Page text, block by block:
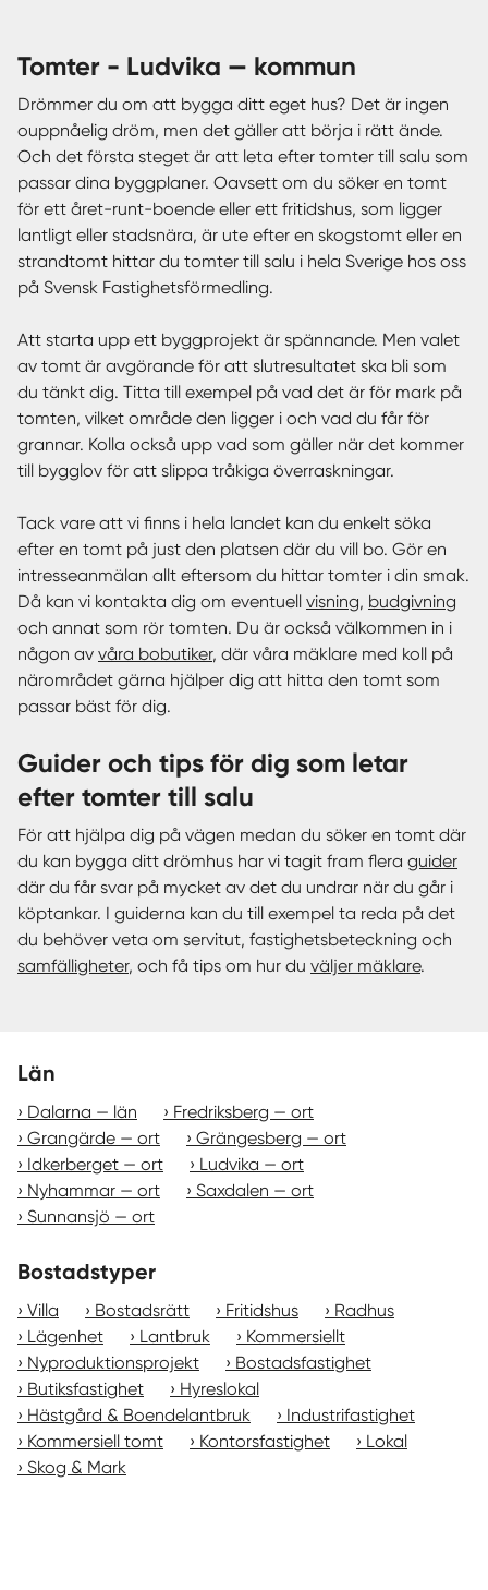
tomter - Ludvika — kommun
Drömmer du om att bygga ditt eget hus? Det är ingen
ouppnåelig dröm, men det gäller att börja i rätt ände.
Och det första steget är att leta efter tomter till salu som
passar dina byggplaner. Oavsett om du söker en tomt
för ett året-runt-boende eller ett fritidshus, som ligger
lantligt eller stadsnära, är ute efter en skogstomt eller en
strandtomt hittar du tomter till salu i hela Sverige hos oss
på Svensk Fastighetsförmedling.
Att starta upp ett byggprojekt är spännande. Men valet
av tomt är avgörande för att slutresultatet ska bli som
du tänkt dig. Titta till exempel på vad det är för mark på
tomten, vilket område den ligger i och vad du får för
grannar. Kolla också upp vad som gäller när det kommer
till bygglov för att slippa tråkiga överraskningar.
Tack vare att vi finns i hela landet kan du enkelt söka
efter en tomt på just den platsen där du vill bo. Gör en
intresseanmälan allt eftersom du hittar tomter i din smak.
Då kan vi kontakta dig om eventuell visning, budgivning
och annat som rör tomten. Du är också välkommen in i
någon av våra bobutiker, där våra mäklare med koll på
närområdet gärna hjälper dig att hitta den tomt som
passar bäst för dig.
Guider och tips för dig som letar
efter tomter till salu
För att hjälpa dig på vägen medan du söker en tomt där
du kan bygga ditt drömhus har vi tagit fram flera guider
där du får svar på mycket av det du undrar när du går i
köptankar. I guiderna kan du till exempel ta reda på det
du behöver veta om servitut, fastighetsbeteckning och
samfälligheter, och få tips om hur du väljer mäklare.
Län
Dalarna — län
Fredriksberg — ort
Grangärde — ort
Grängesberg — ort
Idkerberget — ort
Ludvika — ort
Nyhammar — ort
Saxdalen — ort
Sunnansjö — ort
Bostadstyper
Villa Bostadsrätt Fritidshus
Radhus
Lägenhet
Lantbruk
Kommersiellt
Nyproduktionsprojekt
Bostadsfastighet
Butiksfastighet
Hyreslokal
Hästgård & Boendelantbruk
Industrifastighet
Kommersiell tomt
Kontorsfastighet
Lokal
Skog & Mark